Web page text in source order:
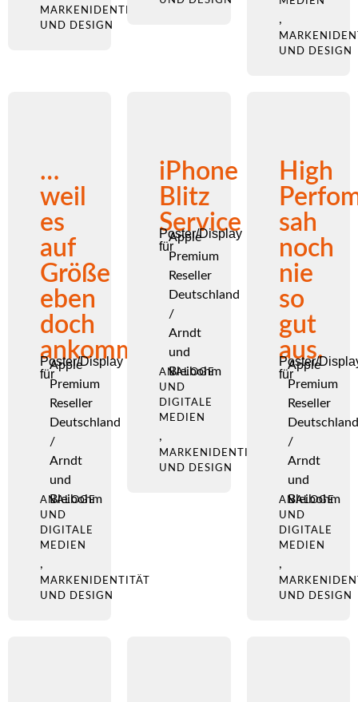
MARKENIDENTITÄT
UND DESIGN
,
UND DESIGN
…
weil
es
auf
Größe
eben
doch
ankommt
Poster/Display
für
Apple
Premium
Reseller
Deutschland
/
Arndt
und
Bleibohm
ANALOGE
UND
DIGITALE
MEDIEN
,
MARKENIDENTITÄT
UND DESIGN
iPhone
Blitz
Service
Poster/Display
für
Apple
Premium
Reseller
Deutschland
/
Arndt
und
Bleibohm
ANALOGE
UND
DIGITALE
MEDIEN
,
MARKENIDENTITÄT
UND DESIGN
High
sah
noch
nie
so
gut
aus.
Poster/
für
Apple
Premium
Reseller
/
Arndt
und
Bleibohm
ANALOGE
UND
DIGITALE
MEDIEN
,
UND DESIGN